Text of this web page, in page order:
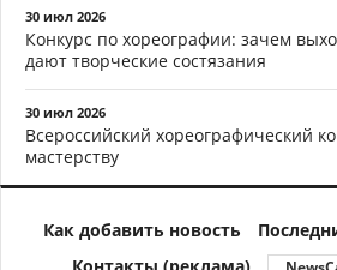
30 июл 2026
Конкурс по хореографии: зачем
дают творческие состязания
30 июл 2026
Всероссийский хореографический
мастерству
Как добавить новость
Контакты (реклама)